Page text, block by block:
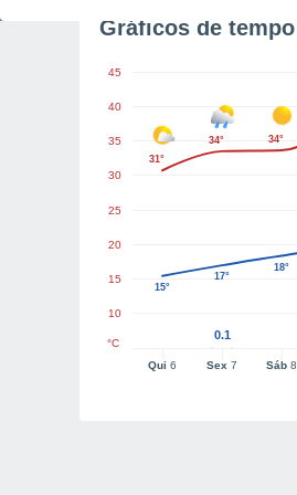
Gráficos de tempo
Qui 6 Sex 7 Sáb 8
10
15
20
25
30
35
40
45
°C
0.1
31°
34° 34°
15°
17°
18°